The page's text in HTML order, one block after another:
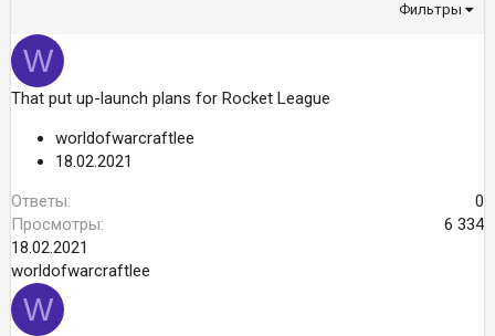
Фильтры
W
That put up-launch plans for Rocket League
worldofwarcraftlee
18.02.2021
Ответы
0
Просмотры
6 334
18.02.2021
worldofwarcraftlee
W